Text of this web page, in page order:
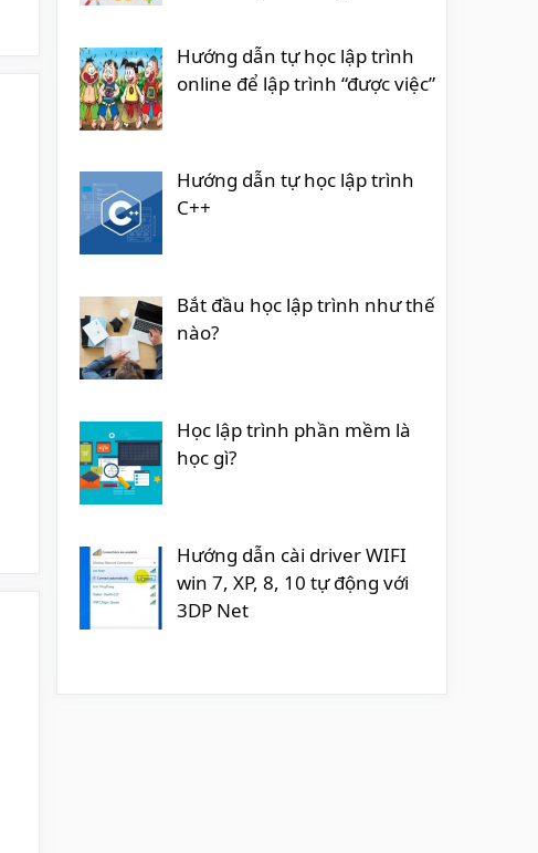
Hướng dẫn tự học lập trình
online để lập trình “được việc”
Hướng dẫn tự học lập trình
C++
Bắt đầu học lập trình như thế
nào?
Học lập trình phần mềm là
học gì?
Hướng dẫn cài driver WIFI
win 7, XP, 8, 10 tự động với
3DP Net